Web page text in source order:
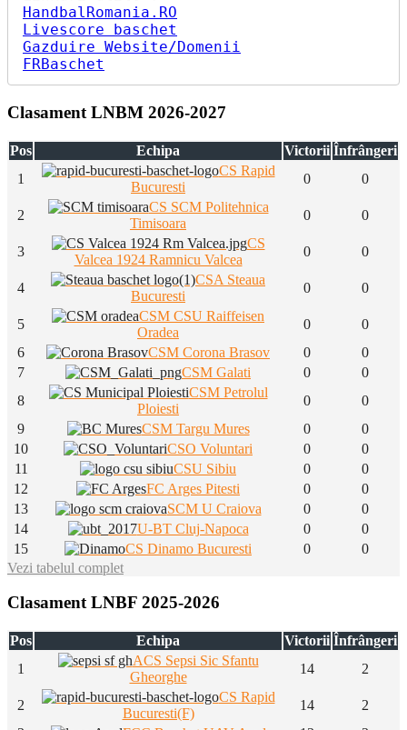
HandbalRomania.RO
Livescore baschet
Gazduire Website/Domenii
FRBaschet
Clasament LNBM 2026-2027
Pos Echipa Victorii Înfrângeri
1
CS Rapid
Bucuresti
0 0
2
CS SCM Politehnica
Timisoara
0 0
3
CS
Valcea 1924 Ramnicu Valcea
0 0
4
CSA Steaua
Bucuresti
0 0
5
CSM CSU Raiffeisen
Oradea
0
0
6
CSM Corona Brasov 0
0
7
CSM Galati 0
0
8
CSM Petrolul
Ploiesti
0
0
9
CSM Targu Mures 0
0
10
CSO Voluntari 0
0
11
CSU Sibiu 0
0
12
FC Arges Pitesti 0
0
13
SCM U Craiova 0
0
14
U-BT Cluj-Napoca 0
0
15
CS Dinamo Bucuresti 0
0
Vezi tabelul complet
Clasament LNBF 2025-2026
Pos Echipa Victorii Înfrângeri
1
ACS Sepsi Sic Sfantu
Gheorghe
14 2
2
CS Rapid
Bucuresti(F)
14
2